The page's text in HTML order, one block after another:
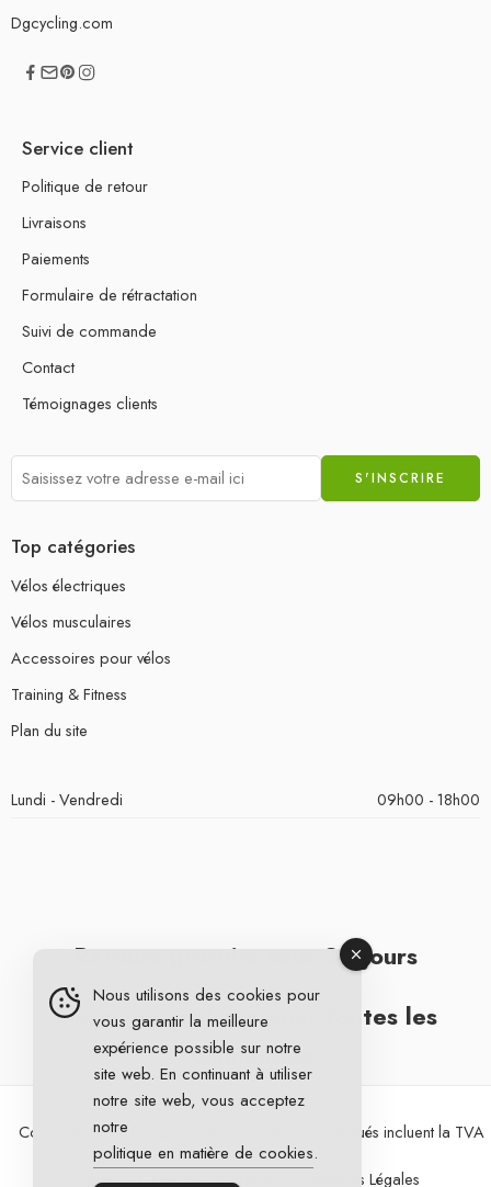
Dgcycling.com
Service client
Politique de retour
Livraisons
Paiements
Formulaire de rétractation
Suivi de commande
Contact
Témoignages clients
Top catégories
Vélos électriques
Vélos musculaires
Accessoires pour vélos
Training & Fitness
Plan du site
Lundi - Vendredi 09h00 - 18h00
Retours gratuits sous 30 jours
Livraison gratuite pour toutes les
commandes
Copyright 2026 © DG Cycling. Tous les prix indiqués incluent la TVA
Conditions Générales de Vente Mentions Légales
Nous utilisons des cookies pour
vous garantir la meilleure
expérience possible sur notre
site web. En continuant à utiliser
notre site web, vous acceptez
notre
politique en matière de cookies.